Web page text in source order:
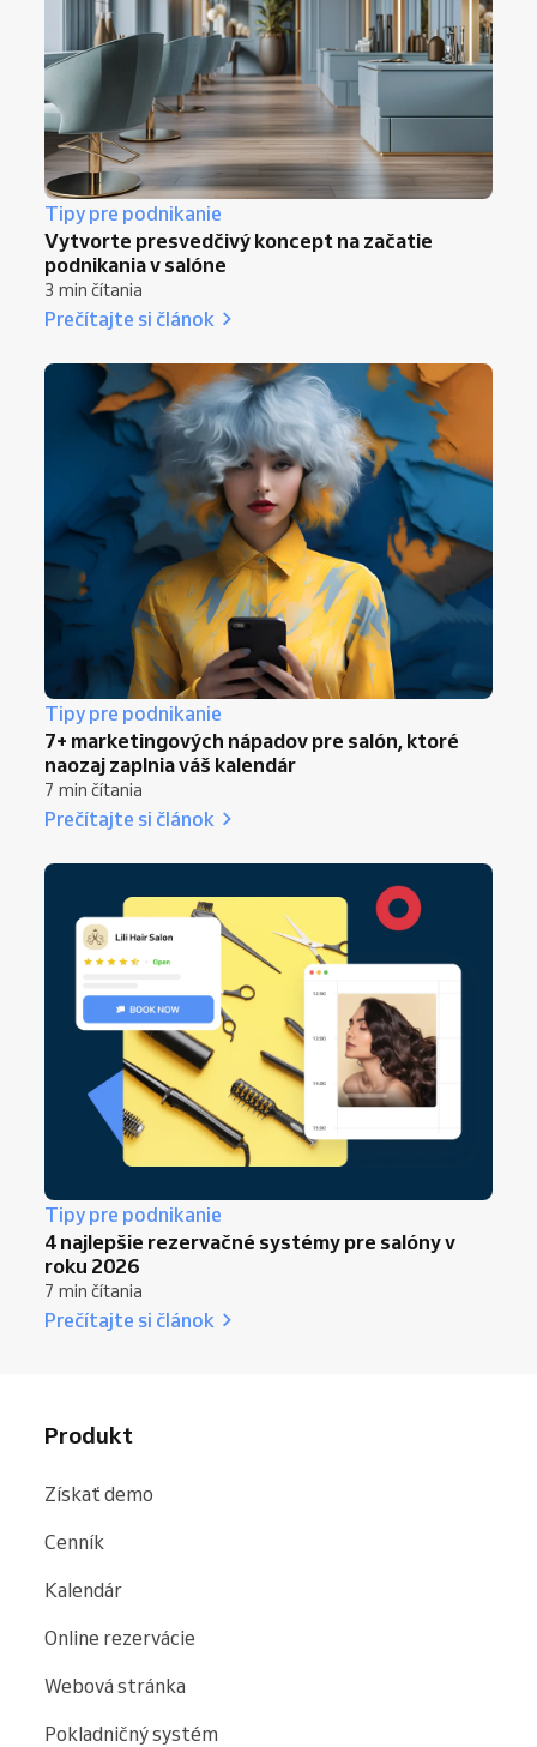
potreby na personál, spolupráca s
dodávateľmi.
Finančnú projekciu: Počiatočné náklady,
očakávané príjmy, analýzu bodu zvratu.
Technológie a nástroje: Rezervačný
systém, POS a softvér na jednoduchú
správu salónu.
Prehľadný a realistický plán vám pomôže
získať financie, stanoviť reálne ciele a
efektívne rozbehnúť salón.
Tipy pre podnikanie
Vytvorte presvedčivý koncept na začatie
podnikania v salóne
3 min čítania
Prečítajte si článok
Tipy pre podnikanie
7+ marketingových nápadov pre salón, ktoré
naozaj zaplnia váš kalendár
7 min čítania
Prečítajte si článok
Tipy pre podnikanie
4 najlepšie rezervačné systémy pre salóny v
roku 2026
7 min čítania
Prečítajte si článok
Produkt
Získať demo
Cenník
Kalendár
Online rezervácie
Webová stránka
Pokladničný systém